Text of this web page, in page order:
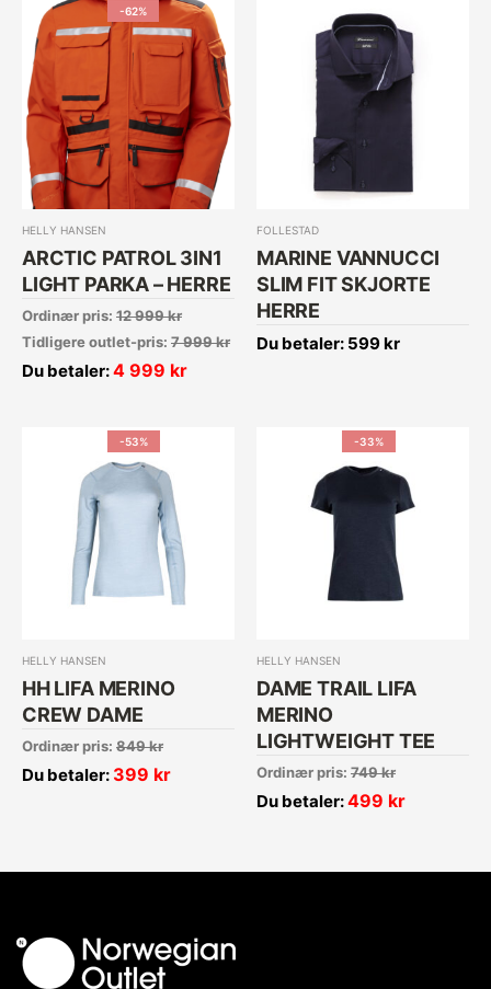
-62%
HELLY HANSEN
ARCTIC PATROL 3IN1
LIGHT PARKA – HERRE
Ordinær pris: 12 999kr
Tidligere outlet-pris: 7 999kr
Du betaler:4 999 kr
FOLLESTAD
MARINE VANNUCCI
SLIM FIT SKJORTE
HERRE
Du betaler: 599kr
-53%
HELLY HANSEN
HH LIFA MERINO
CREW DAME
Ordinær pris: 849kr
Du betaler: 399 kr
-33%
HELLY HANSEN
DAME TRAIL LIFA
MERINO
LIGHTWEIGHT TEE
Ordinær pris: 749kr
Du betaler:499 kr